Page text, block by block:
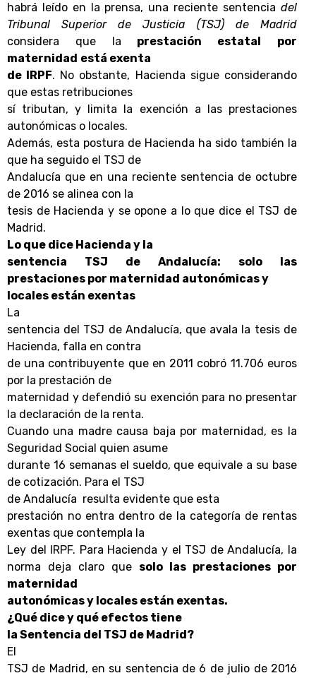
habrá leído en la prensa, una reciente sentencia del
Tribunal Superior de Justicia (TSJ) de Madrid
considera que la prestación estatal
por
maternidad está exenta
de IRPF. No obstante, Hacienda sigue considerando
que estas retribuciones
sí tributan, y limita la exención a las prestaciones
autonómicas o locales.
Además, esta postura de Hacienda ha sido también la
que ha seguido el TSJ de
Andalucía que en una reciente sentencia de octubre
de 2016 se alinea con la
tesis de Hacienda y se opone a lo que dice el TSJ de
Madrid.
Lo que dice Hacienda y la
sentencia TSJ de Andalucía: solo las
prestaciones por maternidad autonómicas y
locales están exentas
La
sentencia del TSJ de Andalucía, que avala la tesis de
Hacienda, falla en contra
de una contribuyente que en 2011 cobró 11.706 euros
por la prestación de
maternidad y defendió su exención para no presentar
la declaración de la renta.
Cuando una madre causa baja por maternidad, es la
Seguridad Social quien asume
durante 16 semanas el sueldo, que equivale a su base
de cotización. Para el TSJ
de Andalucía resulta evidente que esta
prestación no entra dentro de la categoría de rentas
exentas que contempla la
Ley del IRPF. Para Hacienda y el TSJ de Andalucía, la
norma deja claro que solo las prestaciones por
maternidad
autonómicas y locales están exentas.
¿Qué dice y qué efectos tiene
la Sentencia del TSJ de Madrid?
El
TSJ de Madrid, en su sentencia de 6 de julio de 2016